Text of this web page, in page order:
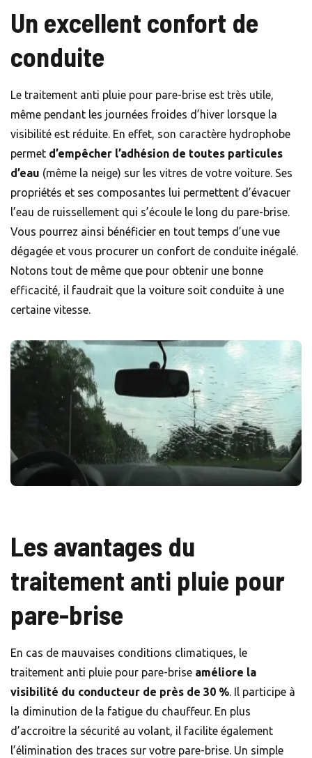
Un excellent confort de
conduite
Le traitement anti pluie pour pare-brise est très utile,
même pendant les journées froides d’hiver lorsque la
visibilité est réduite. En effet, son caractère hydrophobe
permet d’empêcher l’adhésion de toutes particules
d’eau (même la neige) sur les vitres de votre voiture. Ses
propriétés et ses composantes lui permettent d’évacuer
l’eau de ruissellement qui s’écoule le long du pare-brise.
Vous pourrez ainsi bénéficier en tout temps d’une vue
dégagée et vous procurer un confort de conduite inégalé.
Notons tout de même que pour obtenir une bonne
efficacité, il faudrait que la voiture soit conduite à une
certaine vitesse.
Les avantages du
traitement anti pluie pour
pare-brise
En cas de mauvaises conditions climatiques, le
traitement anti pluie pour pare-brise améliore la
visibilité du conducteur de près de 30 %. Il participe à
la diminution de la fatigue du chauffeur. En plus
d’accroitre la sécurité au volant, il facilite également
l’élimination des traces sur votre pare-brise. Un simple